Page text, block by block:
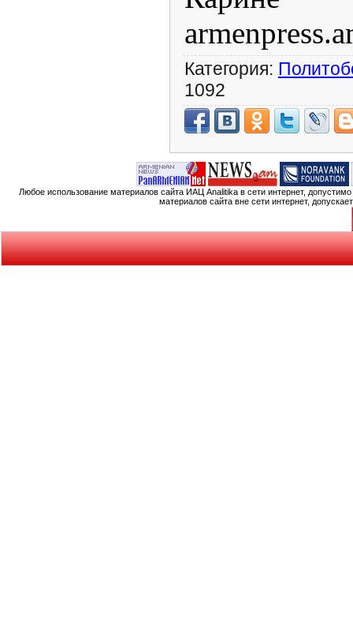
Категория:
1092
Любое использование материалов сайта ИАЦ Analitika в сети интернет,
материалов сайта вне сети интернет,